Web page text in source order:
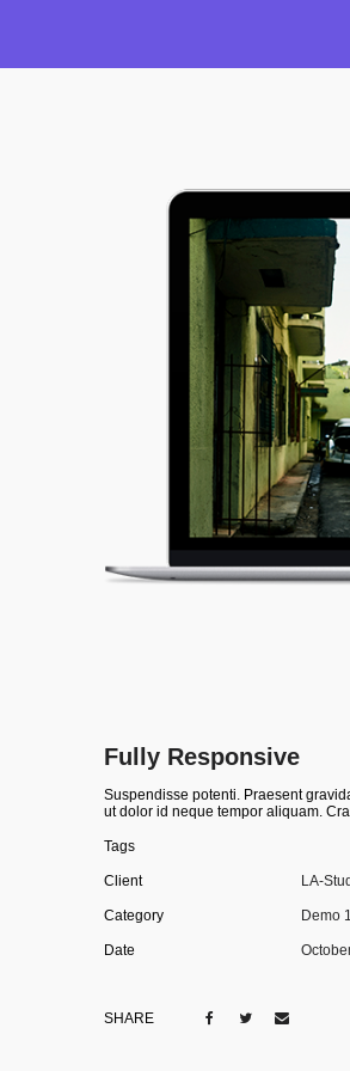
Fully Responsive
Suspendisse potenti. Praesent
ut dolor id neque tempor aliquam.
Tags
Client LA-
Category Demo
Date
SHARE